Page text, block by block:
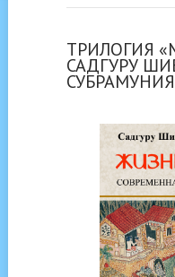
ТРИЛОГИЯ
САДГУРУ